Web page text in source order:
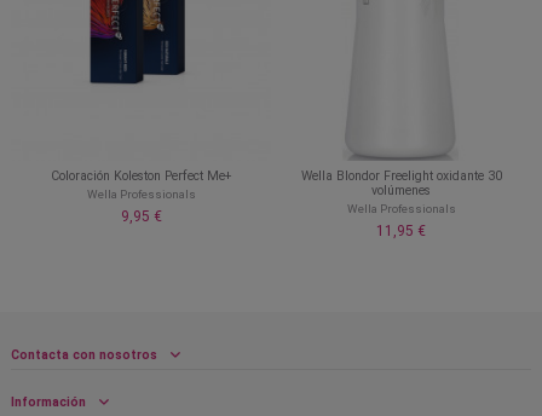
Coloración Koleston Perfect Me+
Wella Professionals
9,95 €
Wella Blondor Freelight oxidante 30
volúmenes
Wella Professionals
11,95 €
Contacta con nosotros
Información